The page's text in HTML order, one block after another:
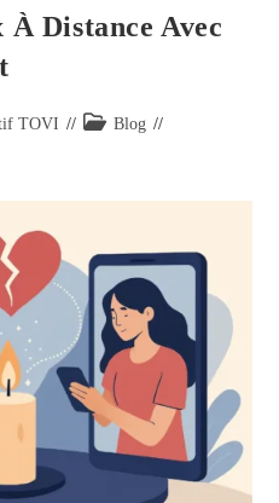
Distance Avec
TOVI
Blog